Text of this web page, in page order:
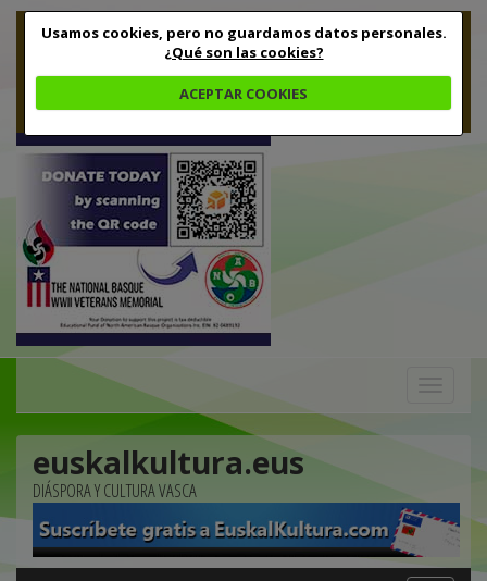
Usamos cookies, pero no guardamos datos personales.
¿Qué son las cookies?
ACEPTAR COOKIES
euskalkultura.eus
DIÁSPORA Y CULTURA VASCA